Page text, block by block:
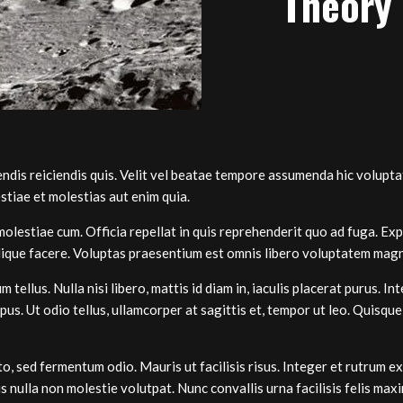
reiciendis quis. Velit vel beatae tempore assumenda hic
et molestias aut enim quia.
cum. Officia repellat in quis reprehenderit quo ad fuga.
facere. Voluptas praesentium est omnis libero voluptatem
tellus. Nulla nisi libero, mattis id diam in, iaculis placerat purus.
Ut odio tellus, ullamcorper at sagittis et, tempor ut leo.
sed fermentum odio. Mauris ut facilisis risus. Integer et rutrum
nulla non molestie volutpat. Nunc convallis urna facilisis felis